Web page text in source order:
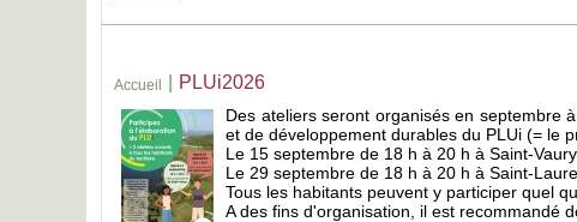
Nous vous remercions de votre compréhension et vous
Accueil PLUi2026
Des ateliers seront organisés en septembre
et de développement durables du PLUi (= le
Le 15 septembre de 18 h à 20 h à Saint-Vaury
Le 29 septembre de 18 h à 20 h à Saint-
Tous les habitants peuvent y participer quel
A des fins d'organisation, il est recommandé